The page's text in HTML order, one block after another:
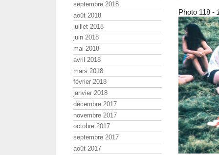
Photo 118 -
septembre 2018
août 2018
juillet 2018
juin 2018
mai 2018
avril 2018
mars 2018
février 2018
janvier 2018
décembre 2017
novembre 2017
octobre 2017
septembre 2017
août 2017